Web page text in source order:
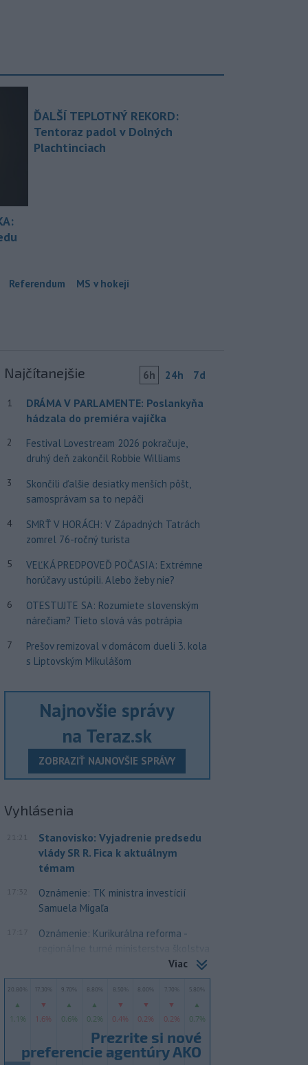
ĎALŠÍ TEPLOTNÝ REKORD:
Tentoraz padol v Dolných
Plachtinciach
Referendum MS v hokeji
Najčítanejšie 6h 24h 7d
1
DRÁMA V PARLAMENTE: Poslankyňa
hádzala do premiéra vajíčka
2
Festival Lovestream 2026 pokračuje,
druhý deň zakončil Robbie Williams
3
Skončili ďalšie desiatky menších pôšt,
samosprávam sa to nepáči
4
SMRŤ V HORÁCH: V Západných Tatrách
zomrel 76-ročný turista
5
VEĽKÁ PREDPOVEĎ POČASIA: Extrémne
horúčavy ustúpili. Alebo žeby nie?
6
OTESTUJTE SA: Rozumiete slovenským
nárečiam? Tieto slová vás potrápia
7
Prešov remizoval v domácom dueli 3. kola
s Liptovským Mikulášom
Najnovšie správy
na Teraz.sk
ZOBRAZIŤ NAJNOVŠIE SPRÁVY
Vyhlásenia
21:21
Stanovisko: Vyjadrenie predsedu
vlády SR R. Fica k aktuálnym
témam
17:32
Oznámenie: TK ministra investícií
Samuela Migaľa
Oznámenie: Kurikurálna reforma -
regionálne turné ministerstva školstva
Viac